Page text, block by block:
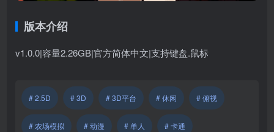
版本介绍
v1.0.0|容量2.26GB|官方简体中文|支持键盘.鼠标
# 2.5D # 3D # 3D平台 # 休闲 # 俯视
# 农场模拟 # 动漫 # 单人 # 卡通